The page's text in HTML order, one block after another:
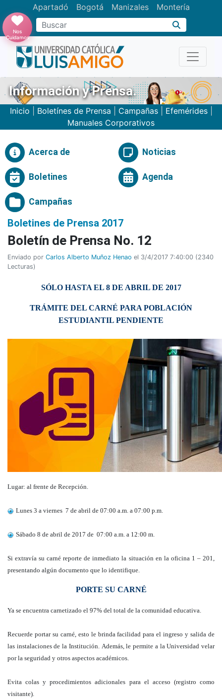
Apartadó Bogotá Manizales Montería
Buscar
Nos
Cuidamos
Información y Prensa.
Inicio Boletínes de Prensa Campañas| Efemérides|
Manuales Corporativos
Acerca de Noticias
Boletines Agenda
Campañas
Boletines de Prensa 2017
Boletí­n de Prensa No. 12
Enviado por Carlos Alberto Muñoz Henao el 3/4/2017 7:40:00 (2340
Lecturas)
SÓLO HASTA EL 8 DE ABRIL DE 2017
TRÁMITE DEL CARNÉ PARA POBLACIÓN
ESTUDIANTIL PENDIENTE
Lugar: al frente de Recepción.
Lunes 3 a viernes 7 de abril de 07:00 a.m. a 07:00 p.m.
Sábado 8 de abril de 2017 de 07:00 a.m. a 12:00 m.
Si extravía su carné reporte de inmediato la situación en la oficina 1 – 201,
presentando algún documento que lo identifique.
PORTE SU CARNÉ
Ya se encuentra carnetizado el 97% del total de la comunidad educativa.
Recuerde portar su carné, esto le brinda facilidad para el ingreso y salida de
las instalaciones de la Institución. Además, le permite a la Universidad velar
por la seguridad y otros aspectos académicos.
Evita colas y procedimientos adicionales para el acceso (registro como
visitante).